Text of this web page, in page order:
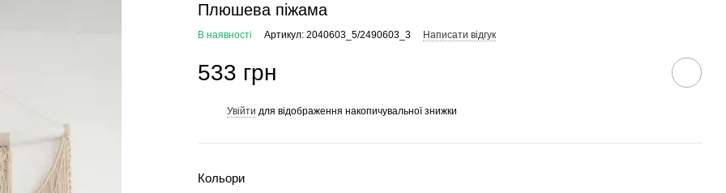
Плюшева піжама
В наявності Артикул: 2040603_5/2490603_3 Написати відгук
533 грн
Увійти для відображення накопичувальної знижки
Кольори